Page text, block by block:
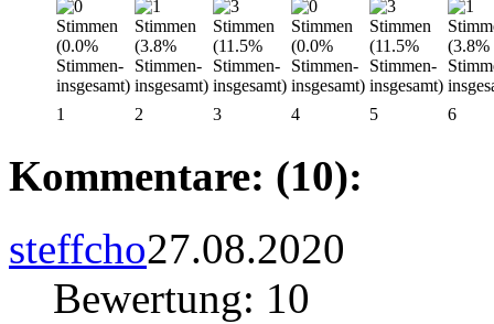
1 2 3 4 5 6
Kommentare: (10):
steffcho27.08.2020
Bewertung: 10